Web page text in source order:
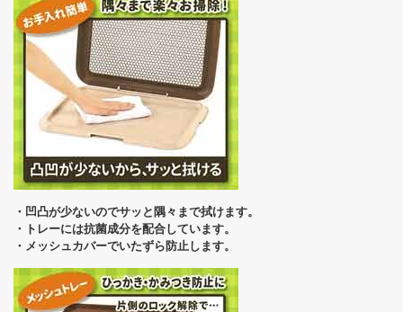
・凹凸が少ないのでサッと隅々まで拭けます。
・トレーには抗菌成分を配合しています。
・メッシュカバーでいたずら防止します。